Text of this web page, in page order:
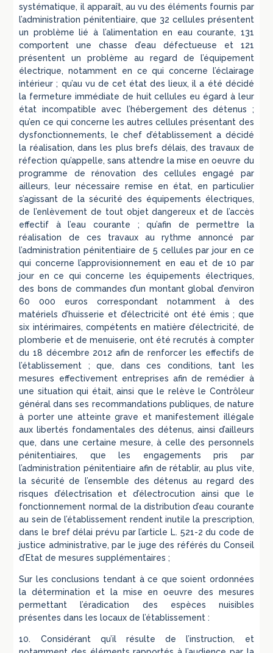
systématique, il apparaît, au vu des éléments fournis par
l’administration pénitentiaire, que 32 cellules présentent
un problème lié à l’alimentation en eau courante, 131
comportent une chasse d’eau défectueuse et 121
présentent un problème au regard de l’équipement
électrique, notamment en ce qui concerne l’éclairage
intérieur ; qu’au vu de cet état des lieux, il a été décidé
la fermeture immédiate de huit cellules eu égard à leur
état incompatible avec l’hébergement des détenus ;
qu’en ce qui concerne les autres cellules présentant des
dysfonctionnements, le chef d’établissement a décidé
la réalisation, dans les plus brefs délais, des travaux de
réfection qu’appelle, sans attendre la mise en oeuvre du
programme de rénovation des cellules engagé par
ailleurs, leur nécessaire remise en état, en particulier
s’agissant de la sécurité des équipements électriques,
de l’enlèvement de tout objet dangereux et de l’accès
effectif à l’eau courante ; qu’afin de permettre la
réalisation de ces travaux au rythme annoncé par
l’administration pénitentiaire de 5 cellules par jour en ce
qui concerne l’approvisionnement en eau et de 10 par
jour en ce qui concerne les équipements électriques,
des bons de commandes d’un montant global d’environ
60 000 euros correspondant notamment à des
matériels d’huisserie et d’électricité ont été émis ; que
six intérimaires, compétents en matière d’électricité, de
plomberie et de menuiserie, ont été recrutés à compter
du 18 décembre 2012 afin de renforcer les effectifs de
l’établissement ; que, dans ces conditions, tant les
mesures effectivement entreprises afin de remédier à
une situation qui était, ainsi que le relève le Contrôleur
général dans ses recommandations publiques, de nature
à porter une atteinte grave et manifestement illégale
aux libertés fondamentales des détenus, ainsi d’ailleurs
que, dans une certaine mesure, à celle des personnels
pénitentiaires, que les engagements pris par
l’administration pénitentiaire afin de rétablir, au plus vite,
la sécurité de l’ensemble des détenus au regard des
risques d’électrisation et d’électrocution ainsi que le
fonctionnement normal de la distribution d’eau courante
au sein de l’établissement rendent inutile la prescription,
dans le bref délai prévu par l’article L. 521-2 du code de
justice administrative, par le juge des référés du Conseil
d’Etat de mesures supplémentaires ;
Sur les conclusions tendant à ce que soient ordonnées
la détermination et la mise en oeuvre des mesures
permettant l’éradication des espèces nuisibles
présentes dans les locaux de l’établissement :
10. Considérant qu’il résulte de l’instruction, et